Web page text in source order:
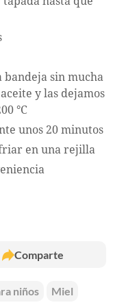
bandeja sin mucha
y las dejamos
°C
unos 20 minutos
en una rejilla
Comparte
niños
Miel